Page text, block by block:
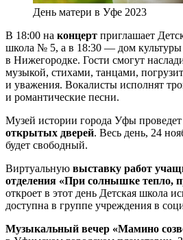
День матери в Уфе 2023
В 18:00 на концерт приглашает
школа № 5, а в 18:30 — дом культуры
в Нижегородке. Гости смогут
музыкой, стихами, танцами,
и уважения. Вокалисты исполнят
и романтические песни.
Музей истории города Уфы проведет
открытых дверей. Весь день, 24
будет свободный.
Виртуальную выставку работ
отделения «При солнышке тепло,
откроет в этот день Детская школа
доступна в группе учреждения в
Музыкальный вечер «Мамино